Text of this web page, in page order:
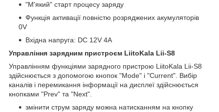
"М'який" старт процесу заряду
Функція активації повністю розряджених акумуляторів
0V
Вхідна напруга: DC 12V 4A
Управління зарядним пристроєм LiitoKala Lii-S8
Управлінням функціями зарядного пристрою LiitoKala Lii-S8
здійснюється з допомогою кнопок "Mode" і "Current". Вибір
каналів і перемикання інформації на дисплеї здійснюється
кнопками "Prev" та "Next".
змінити струм заряду можна натисканням на кнопку